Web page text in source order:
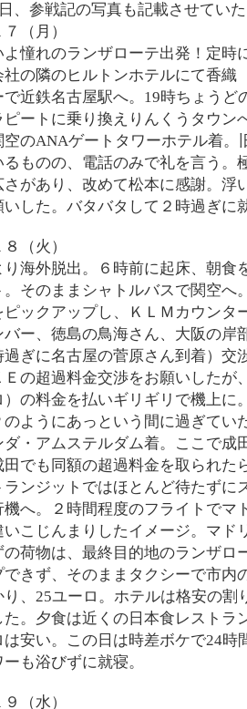
、参戦記の写真も記載させてい
（月）
よ憧れのランザローテ出発！定時
社の隣のヒルトンホテルにて香織
で近鉄名古屋駅へ。19時ちょうど
ピートに乗り換えりんくうタウン
空のANAゲートタワーホテル着。
るものの、電話のみで礼を言う。
さがあり、改めて松本に感謝。浮
いした。バタバタして２時過ぎに
（火）
り海外脱出。６時前に起床、朝食
。そのままシャトルバスで関空へ
ピックアップし、ＫＬＭカウンタ
バー、徳島の鳥海さん、大阪の岸
過ぎに名古屋の菅原さん到着）
Ｅの超過料金交渉をお願いしたが
）の料金を払いギリギリで機上に
のようにあっという間に過ぎてい
ダ・アムステルダム着。ここで成
田でも同額の超過料金を取られた
ランジットではほとんど待たずに
機へ。２時間程度のフライトでマ
いこじんまりしたイメージ。マド
の荷物は、最終目的地のランザロ
できず、そのままタクシーで市内
り、25ユーロ。ホテルは格安の割
た。夕食は近くの日本食レストラ
は安い。この日は時差ボケで24時
ーも浴びずに就寝。
（水）